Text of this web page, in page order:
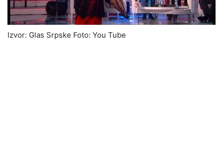
Izvor: Glas Srpske Foto: You Tube